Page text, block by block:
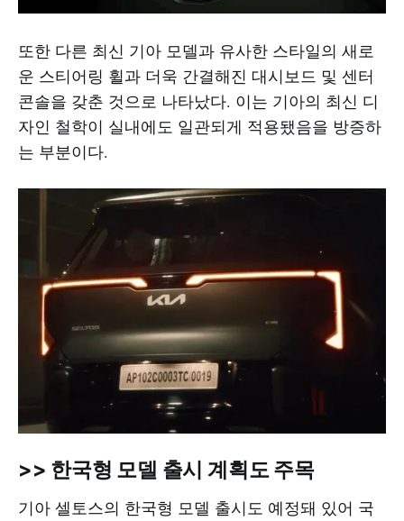
또한 다른 최신 기아 모델과 유사한 스타일의 새로
운 스티어링 휠과 더욱 간결해진 대시보드 및 센터
콘솔을 갖춘 것으로 나타났다. 이는 기아의 최신 디
자인 철학이 실내에도 일관되게 적용됐음을 방증하
는 부분이다.
>> 한국형 모델 출시 계획도 주목
기아 셀토스의 한국형 모델 출시도 예정돼 있어 국